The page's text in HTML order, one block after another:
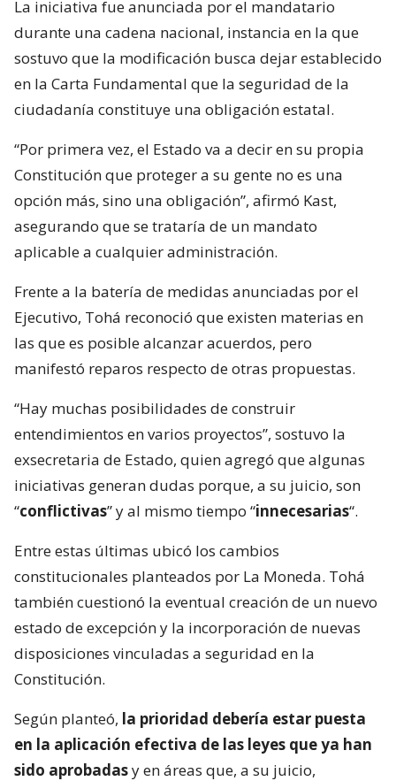
La iniciativa fue anunciada por el mandatario
durante una cadena nacional, instancia en la que
sostuvo que la modificación busca dejar establecido
en la Carta Fundamental que la seguridad de la
ciudadanía constituye una obligación estatal.
“Por primera vez, el Estado va a decir en su propia
Constitución que proteger a su gente no es una
opción más, sino una obligación”, afirmó Kast,
asegurando que se trataría de un mandato
aplicable a cualquier administración.
Frente a la batería de medidas anunciadas por el
Ejecutivo, Tohá reconoció que existen materias en
las que es posible alcanzar acuerdos, pero
manifestó reparos respecto de otras propuestas.
“Hay muchas posibilidades de construir
entendimientos en varios proyectos”, sostuvo la
exsecretaria de Estado, quien agregó que algunas
iniciativas generan dudas porque, a su juicio, son
“conflictivas” y al mismo tiempo “innecesarias“.
Entre estas últimas ubicó los cambios
constitucionales planteados por La Moneda. Tohá
también cuestionó la eventual creación de un nuevo
estado de excepción y la incorporación de nuevas
disposiciones vinculadas a seguridad en la
Constitución.
Según planteó, la prioridad debería estar puesta
en la aplicación efectiva de las leyes que ya han
sido aprobadasy en áreas que, a su juicio,